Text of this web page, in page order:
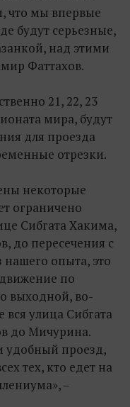
что мы впервые
будут серьезные,
над этими
Фаттахов.
21, 22, 23
мира, будут
для проезда
отрезки.
некоторые
ограничено
Сибгата Хакима,
до пересечения с
опыта, это
по
выходной, во-
вся улица Сибгата
до Мичурина.
удобный проезд,
тех, кто едет на
–